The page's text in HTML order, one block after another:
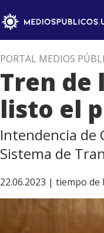
PORTAL MEDIOS
Tren de
listo el
Intendencia de
Sistema de
22.06.2023 | tiempo de